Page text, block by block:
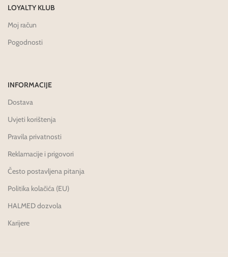
LOYALTY KLUB
Moj račun
Pogodnosti
INFORMACIJE
Dostava
Uvjeti korištenja
Pravila privatnosti
Reklamacije i prigovori
Često postavljena pitanja
Politika kolačića (EU)
HALMED dozvola
Karijere